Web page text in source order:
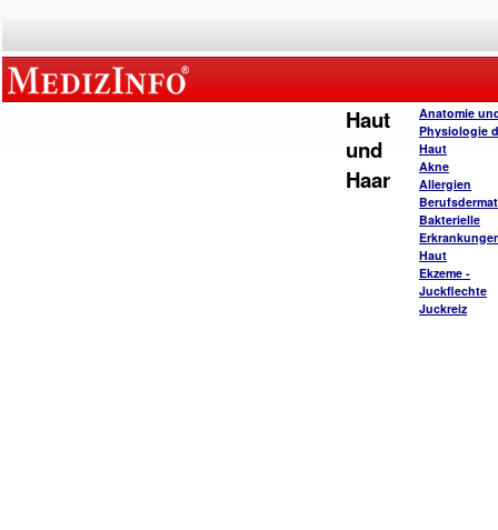
Haut
und
Haar
Anatomie
Physiologie
Haut
Akne
Allergien
Bakterielle
Haut
Ekzeme -
Juckflechte
Juckreiz